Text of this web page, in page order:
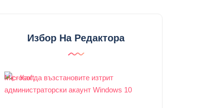
Избор На Редактора
Microsoft